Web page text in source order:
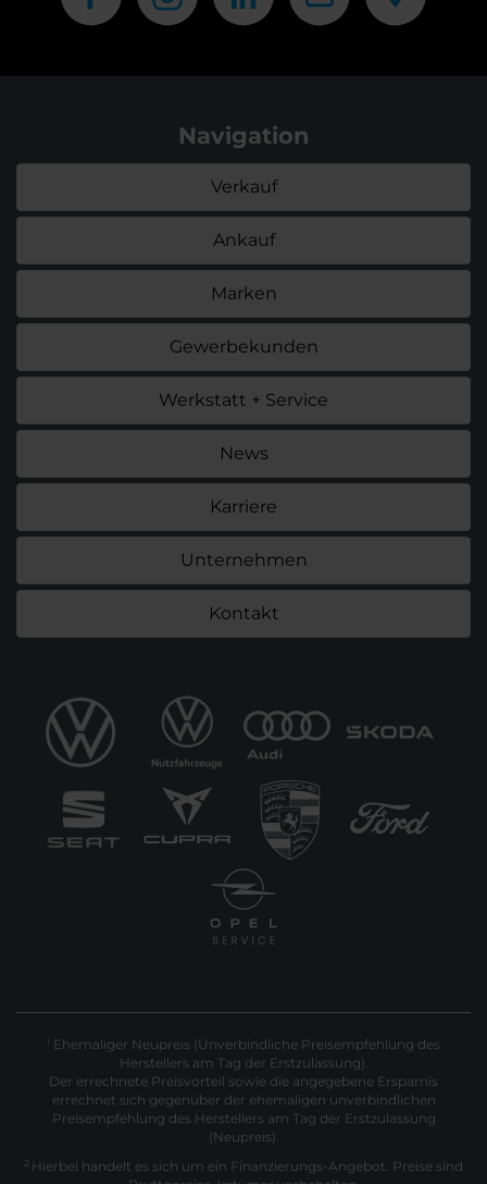
Navigation
Verkauf
Ankauf
Marken
Gewerbekunden
Werkstatt + Service
News
Karriere
Unternehmen
Kontakt
1 Ehemaliger Neupreis (Unverbindliche Preisempfehlung des
Herstellers am Tag der Erstzulassung).
Der errechnete Preisvorteil sowie die angegebene Ersparnis
errechnet sich gegenüber der ehemaligen unverbindlichen
Preisempfehlung des Herstellers am Tag der Erstzulassung
(Neupreis).
2 Hierbei handelt es sich um ein Finanzierungs-Angebot. Preise sind